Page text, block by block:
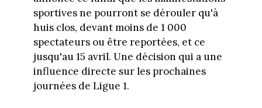
sportives ne pourront se dérouler qu'à
huis clos, devant moins de 1 000
spectateurs ou être reportées, et ce
jusqu'au 15 avril. Une décision qui a une
influence directe sur les prochaines
journées de Ligue 1.